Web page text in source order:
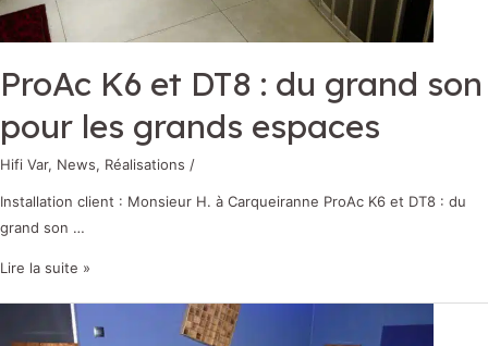
ProAc K6 et DT8 : du grand son
pour les grands espaces
Hifi Var, News, Réalisations /
Installation client : Monsieur H. à Carqueiranne ProAc K6 et DT8 : du
grand son …
Lire la suite »